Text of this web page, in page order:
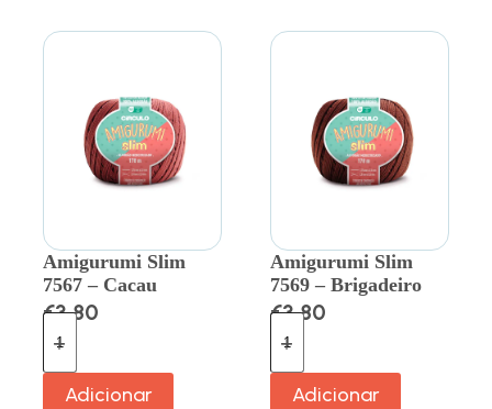
Amigurumi Slim
7567 – Cacau
€3.80
Adicionar
Amigurumi Slim
7569 – Brigadeiro
€3.80
Adicionar